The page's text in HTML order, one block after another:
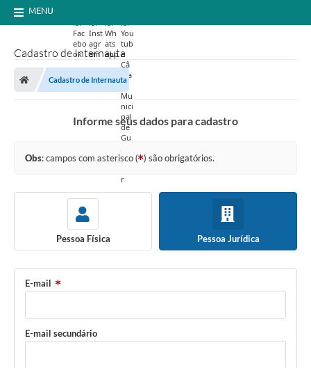
MENU
Cadastro de Internauta
Cadastro de Internauta
Informe seus dados para cadastro
Obs: campos com asterisco ( ) são obrigatórios.
Pessoa Física Pessoa Jurídica
E-mail
E-mail secundário